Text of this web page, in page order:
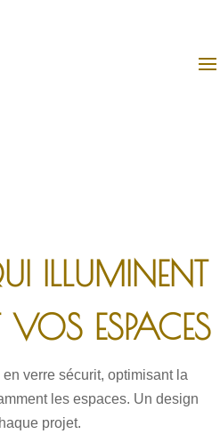
ILLUMINENT
VOS ESPACES
verre sécurit, optimisant la
les espaces. Un design
projet.